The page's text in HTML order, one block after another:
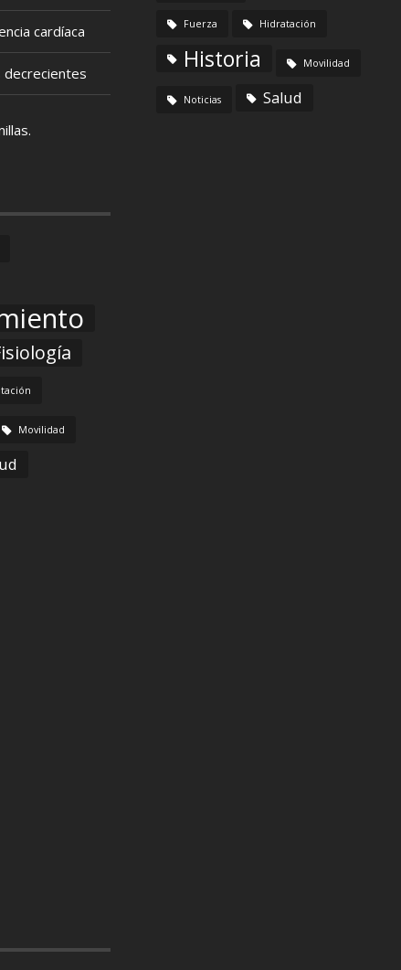
cardíaca
decrecientes
Movilidad
Fuerza Hidratación
Historia Movilidad
Noticias Salud